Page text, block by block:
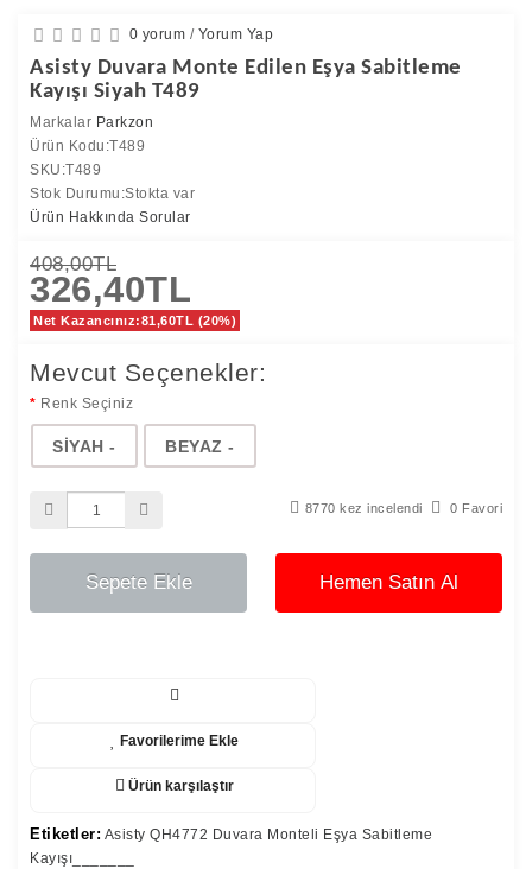
0 yorum / Yorum Yap
Asisty Duvara Monte Edilen Eşya Sabitleme
Kayışı Siyah T489
Markalar Parkzon
Ürün Kodu:T489
SKU:T489
Stok Durumu:Stokta var
Ürün Hakkında Sorular
408,00TL
326,40TL
Net Kazancınız:81,60TL (20%)
Mevcut Seçenekler:
Renk Seçiniz
SİYAH - BEYAZ -
8770 kez incelendi 0 Favori
Sepete Ekle Hemen Satın Al
Favorilerime Ekle
Ürün karşılaştır
Etiketler: Asisty QH4772 Duvara Monteli Eşya Sabitleme
Kayışı_______